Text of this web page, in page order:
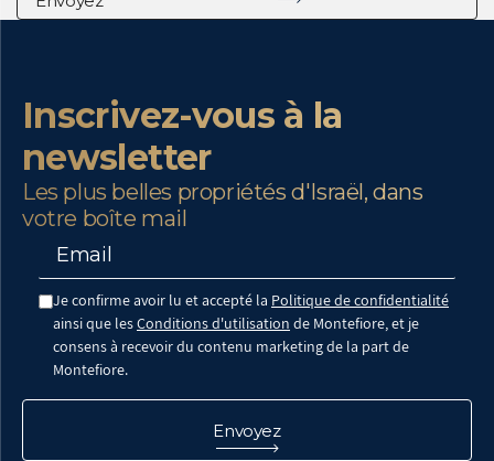
Inscrivez-vous à la
newsletter
Les plus belles propriétés d'Israël, dans
votre boîte mail
Je confirme avoir lu et accepté la Politique de confidentialité
ainsi que lesConditions d'utilisation de Montefiore, et je
consens à recevoir du contenu marketing de la part de
Montefiore.